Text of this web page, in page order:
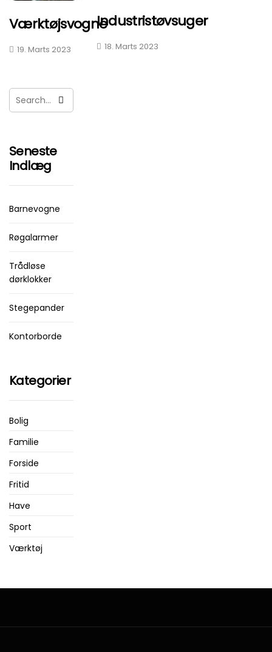
Værktøjsvogne
19. Marts 2023
Industristøvsuger
18. Marts 2023
Seneste
Indlæg
Barnevogne
Røgalarmer
Trådløse
dørklokker
Stegepander
Kontorborde
Kategorier
Bolig
Familie
Forside
Fritid
Have
Sport
Værktøj